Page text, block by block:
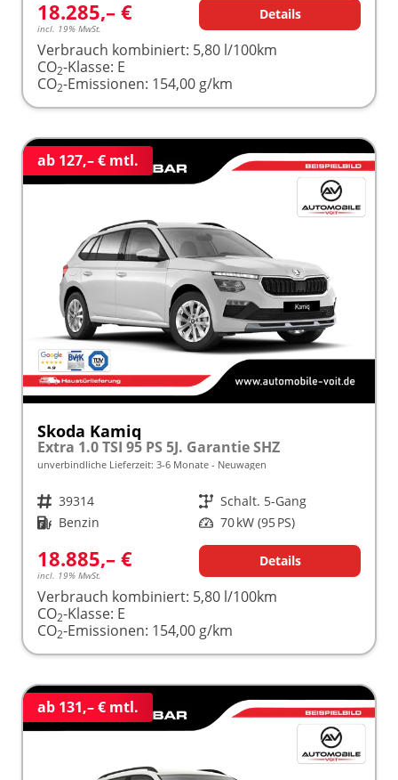
18.285,– €
incl. 19% MwSt.
Details
Verbrauch kombiniert: 5,80 l/100km
CO2-Klasse: E
CO2-Emissionen: 154,00 g/km
ab 127,– € mtl.
Skoda Kamiq
Extra 1.0 TSI 95 PS 5J. Garantie SHZ
unverbindliche Lieferzeit: 3-6 Monate Neuwagen
Fahrzeugnr. 39314 Getriebe Schalt. 5-Gang
Kraftstoff Benzin Leistung 70 kW (95 PS)
18.885,– €
incl. 19% MwSt.
Details
Verbrauch kombiniert: 5,80 l/100km
CO2-Klasse: E
CO2-Emissionen: 154,00 g/km
ab 131,– € mtl.